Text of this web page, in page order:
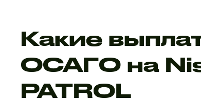
Какие
ОСАГО на
PATROL